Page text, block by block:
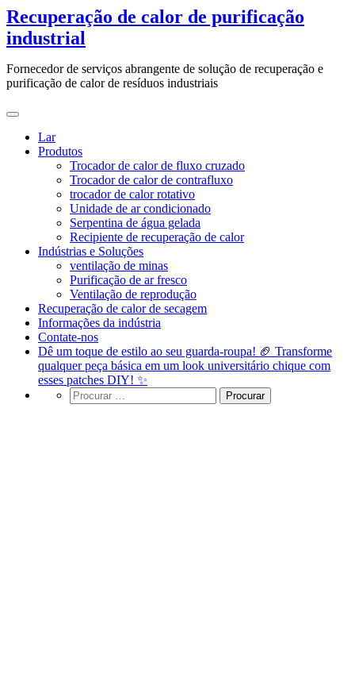
Ir
para
o
Recuperação de calor de purificação
industrial
Fornecedor de serviços abrangente de solução de recuperação e
purificação de calor de resíduos industriais
Lar
Produtos
Trocador de calor de fluxo cruzado
Trocador de calor de contrafluxo
trocador de calor rotativo
Unidade de ar condicionado
Serpentina de água gelada
Recipiente de recuperação de calor
Indústrias e Soluções
ventilação de minas
Purificação de ar fresco
Ventilação de reprodução
Recuperação de calor de secagem
Informações da indústria
Contate-nos
Dê um toque de estilo ao seu guarda-roupa! 🏈 Transforme
qualquer peça básica em um look universitário chique com
esses patches DIY! ✨